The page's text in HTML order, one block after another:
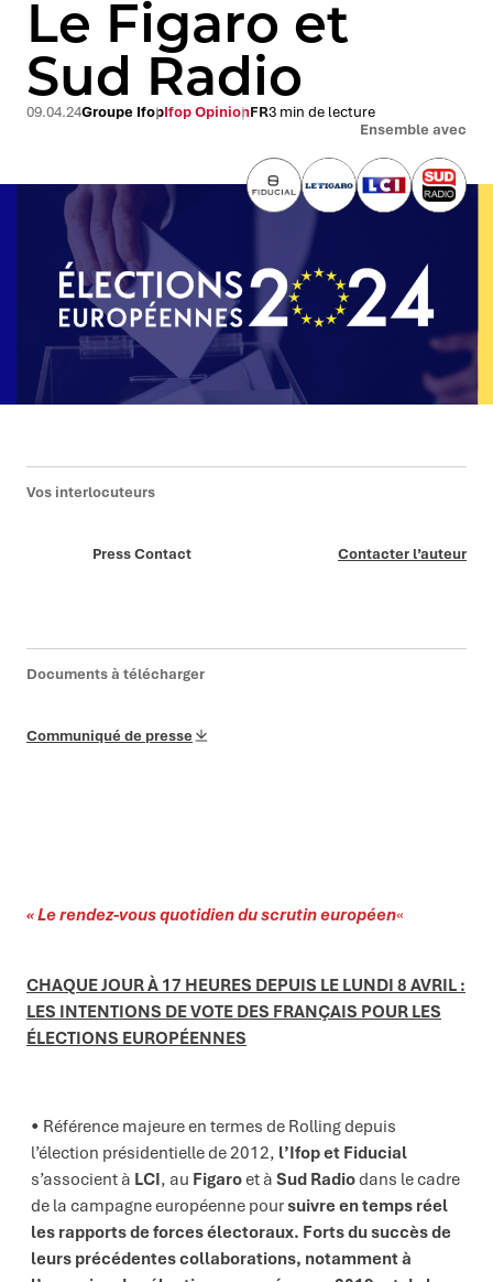
Le Figaro et
Sud Radio
Ensemble avec
09.04.24Groupe IfopIfop OpinionFR3 min de lecture
Vos interlocuteurs
Press Contact Contacter l’auteur
Documents à télécharger
Communiqué de presse
« Le rendez-vous quotidien du scrutin européen«
CHAQUE JOUR À 17 HEURES DEPUIS LE LUNDI 8 AVRIL :
LES INTENTIONS DE VOTE DES FRANÇAIS POUR LES
ÉLECTIONS EUROPÉENNES
Référence majeure en termes de Rolling depuis
l’élection présidentielle de 2012, l’Ifop et Fiducial
s’associent à LCI, au Figaroet à Sud Radiodans le cadre
de la campagne européenne pour suivre en temps réel
les rapports de forces électoraux. Forts du succès de
leurs précédentes collaborations, notamment à